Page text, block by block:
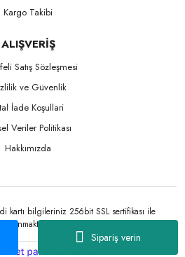
Sipariş verin
Kargo Takibi
ALIŞVERİŞ
Satış Sözleşmesi
ve Güvenlik
İade Koşullari
Veriler Politikası
Hakkımızda
kartı bilgileriniz 256bit SSL sertifikası ile
korunmaktadır.